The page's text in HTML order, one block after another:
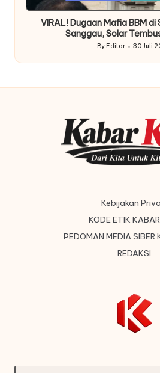
in
VIRAL! Dugaan Mafia BBM di
Sanggau, Solar
Posted
by
By Editor 30 Juli
Kebijakan
KODE ETIK
PEDOMAN MEDIA SIBER
REDAKSI